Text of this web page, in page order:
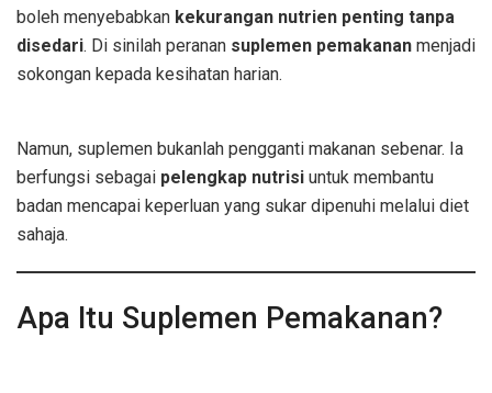
boleh menyebabkan kekurangan nutrien penting tanpa
disedari. Di sinilah peranan suplemen pemakanan menjadi
sokongan kepada kesihatan harian.
Namun, suplemen bukanlah pengganti makanan sebenar. Ia
berfungsi sebagai pelengkap nutrisi untuk membantu
badan mencapai keperluan yang sukar dipenuhi melalui diet
sahaja.
Apa Itu Suplemen Pemakanan?